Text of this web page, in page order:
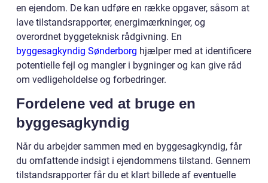
en ejendom. De kan udføre en række opgaver, såsom at
lave tilstandsrapporter, energimærkninger, og
overordnet byggeteknisk rådgivning. En
byggesagkyndig Sønderborg hjælper med at identificere
potentielle fejl og mangler i bygninger og kan give råd
om vedligeholdelse og forbedringer.
Fordelene ved at bruge en
byggesagkyndig
Når du arbejder sammen med en byggesagkyndig, får
du omfattende indsigt i ejendommens tilstand. Gennem
tilstandsrapporter får du et klart billede af eventuelle